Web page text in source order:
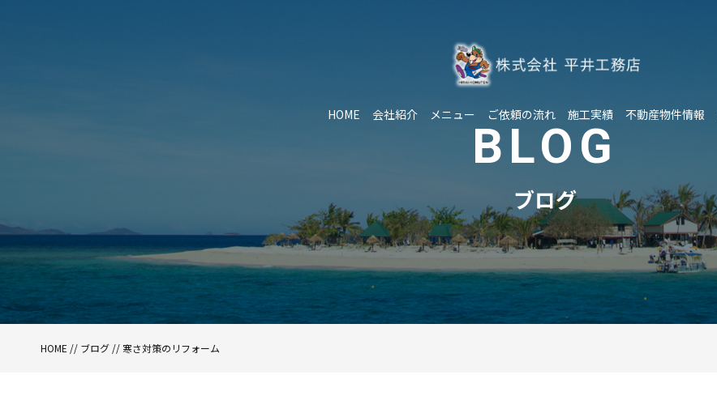
HOME 会社紹介 メニュー ご依頼の流れ 施工実績 不動産物件情報
BLOG
ブログ
HOME // ブログ // 寒さ対策のリフォーム